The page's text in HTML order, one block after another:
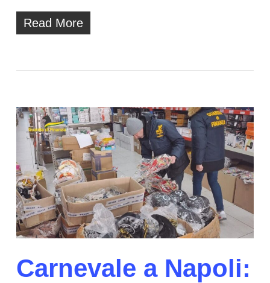
Read More
Carnevale a Napoli: